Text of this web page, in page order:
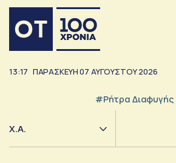
13:17 ΠΑΡΑΣΚΕΥΗ07 ΑΥΓΟΥΣΤΟΥ2026
#ρήτρα Διαφυγής
Χ.Α.